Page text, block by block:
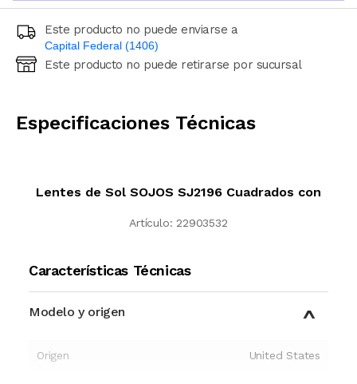
Este producto no puede enviarse a
Capital Federal (1406)
Ingresá código postal (sólo números)
Este producto no puede retirarse por sucursal
Especificaciones Técnicas
Lentes de Sol SOJOS SJ2196 Cuadrados con
Artículo: 22903532
Características Técnicas
Modelo y origen
Origen United States